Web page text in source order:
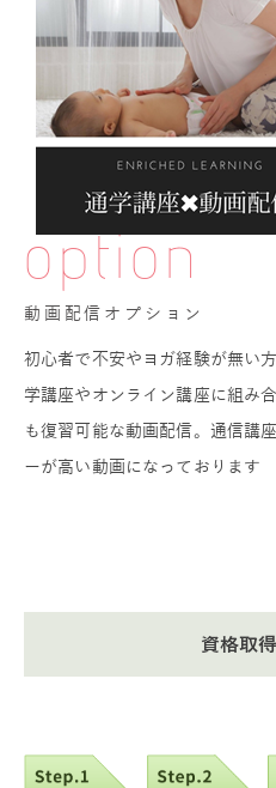
option
動画配信オプション
初心者で不安やヨガ経験が無い
学講座やオンライン講座に組み
も復習可能な動画配信。通信講
ーが高い動画になっております
資格取